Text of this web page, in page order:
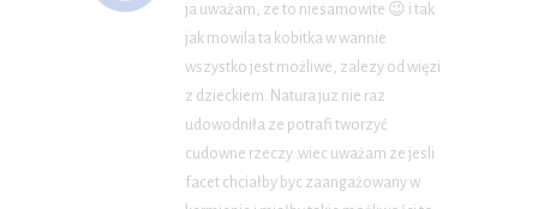
ja uważam, ze to niesamowite 😉 i tak
jak mowila ta kobitka w wannie
wszystko jest możliwe, zalezy od więzi
z dzieckiem. Natura juz nie raz
udowodniła ze potrafi tworzyć
cudowne rzeczy..wiec uważam ze jesli
facet chciałby byc zaangażowany w